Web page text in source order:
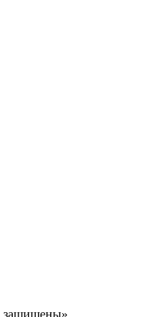
защищены»